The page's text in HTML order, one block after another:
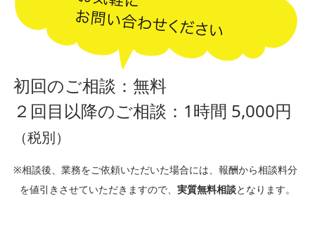
初回のご相談：無料
２回目以降のご相談：1時間 5,000円
（税別）
※相談後、業務をご依頼いただいた場合には、報酬から相談料分
を値引きさせていただきますので、実質無料相談となります。